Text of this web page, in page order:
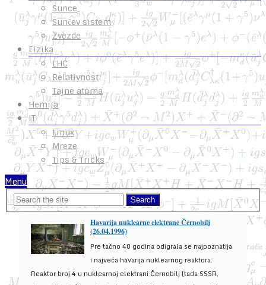
Sunce
Sunčev sistem
Zvezde
Fizika
LHC
Relativnost
Tajne atoma
Hemija
IT
Linux
Mreze
Tips & Tricks
Menu
Havarija nuklearne elektrane Černobilj
(26.04.1996)
Pre tačno 40 godina odigrala se najpoznatija
i najveća havarija nuklearnog reaktora.
Reaktor broj 4 u nuklearnoj elektrani Černobilj (tada SSSR,